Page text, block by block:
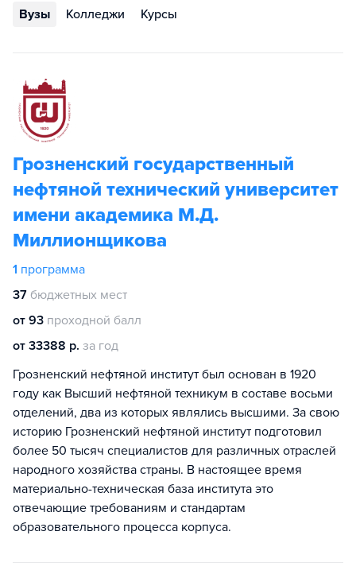
Вузы Колледжи Курсы
Грозненский государственный
нефтяной технический университет
имени академика М.Д.
Миллионщикова
1 программа
37 бюджетных мест
от 93 проходной балл
от 33388 р. за год
Грозненский нефтяной институт был основан в 1920
году как Высший нефтяной техникум в составе восьми
отделений, два из которых являлись высшими. За свою
историю Грозненский нефтяной институт подготовил
более 50 тысяч специалистов для различных отраслей
народного хозяйства страны. В настоящее время
материально-техническая база института это
отвечающие требованиям и стандартам
образовательного процесса корпуса.